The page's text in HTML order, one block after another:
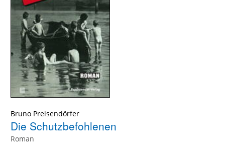
Bruno Preisendörfer
Die Schutzbefohlenen
Roman